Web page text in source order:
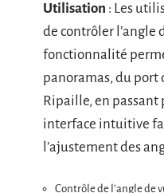
Utilisation : Les
de contrôler l’angle
fonctionnalité
panoramas, du port
Ripaille, en passant
interface intuitive
l’ajustement des
Contrôle de l’angle de